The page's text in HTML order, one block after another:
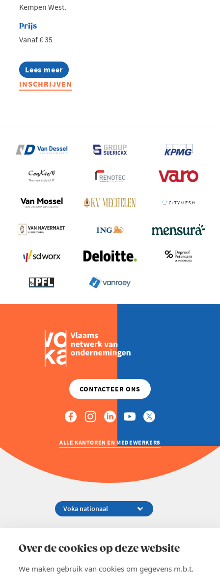
Over de cookies op deze website
We maken gebruik van cookies om gegevens m.b.t.
Kempen West.
Prijs
Vanaf € 35
Lees meer
about
West
goes
INSCHRIJVEN
ALLE KANTOREN EN MEDEWERKERS
02 229 81 11